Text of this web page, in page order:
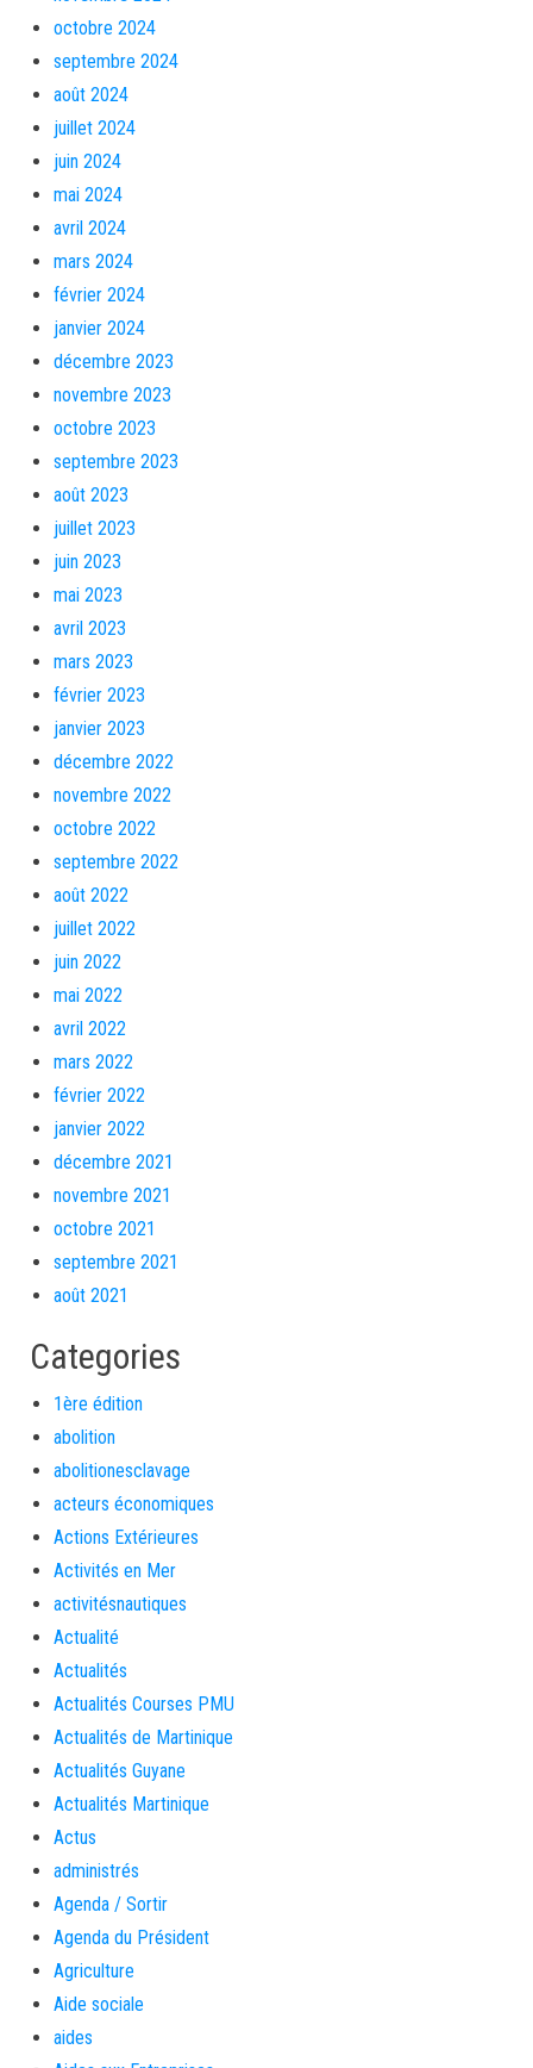
octobre 2024
septembre 2024
août 2024
juillet 2024
juin 2024
mai 2024
avril 2024
mars 2024
février 2024
janvier 2024
décembre 2023
novembre 2023
octobre 2023
septembre 2023
août 2023
juillet 2023
juin 2023
mai 2023
avril 2023
mars 2023
février 2023
janvier 2023
décembre 2022
novembre 2022
octobre 2022
septembre 2022
août 2022
juillet 2022
juin 2022
mai 2022
avril 2022
mars 2022
février 2022
janvier 2022
décembre 2021
novembre 2021
octobre 2021
septembre 2021
août 2021
Categories
1ère édition
abolition
abolitionesclavage
acteurs économiques
Actions Extérieures
Activités en Mer
activitésnautiques
Actualité
Actualités
Actualités Courses PMU
Actualités de Martinique
Actualités Guyane
Actualités Martinique
Actus
administrés
Agenda / Sortir
Agenda du Président
Agriculture
Aide sociale
aides